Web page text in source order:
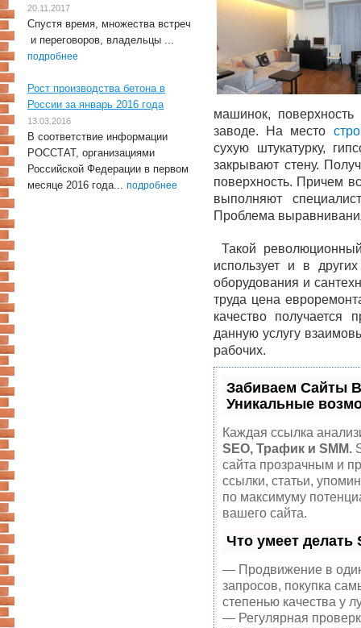
20.11.2017
Спустя время, множества встреч
и переговоров, владельцы ...
подробнее
Рост производства бетона в
России за январь 2016 года
13.03.2016
В соответствие информации
РОССТАТ, организациями
Российской Федерации в первом
месяце 2016 года... подробнее
машинок,
заводе. На место
сухую штукатурку,
закрывают стену.
поверхность. Причем
выполняют
Проблема
Такой
использует и в
оборудования и
труда цена
качество получается
данную услугу
рабочих.
Забиваем Сайты
Уникальные
Каждая ссылка
SEO, Трафик и SMM.
сайта прозрачным и
ссылки, статьи,
по максимуму
вашего сайта.
Что умеет делать
— Продвижение в
запросов, покупка
степенью качества у
— Регулярная